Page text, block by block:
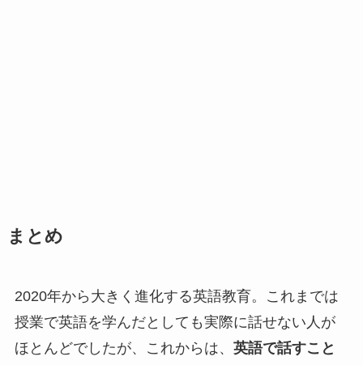
まとめ
2020年から大きく進化する英語教育。これまでは
授業で英語を学んだとしても実際に話せない人が
ほとんどでしたが、これからは、 英語で話すこと